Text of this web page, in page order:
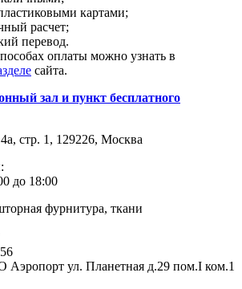
картами;
расчет;
перевод.
оплаты можно узнать в
сайта.
зал и пункт бесплатного
стр. 1, 129226, Москва
до 18:00
фурнитура, ткани
Аэропорт ул. Планетная д.29 пом.I ком.1